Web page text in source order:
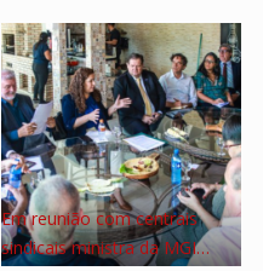
Em reunião com centrais
sindicais ministra da MGI…